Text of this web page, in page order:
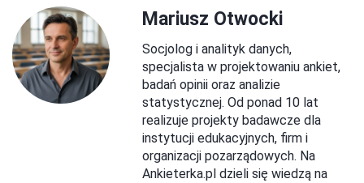
Mariusz Otwocki
Socjolog i analityk danych,
specjalista w projektowaniu ankiet,
badań opinii oraz analizie
statystycznej. Od ponad 10 lat
realizuje projekty badawcze dla
instytucji edukacyjnych, firm i
organizacji pozarządowych. Na
Ankieterka.pl dzieli się wiedzą na